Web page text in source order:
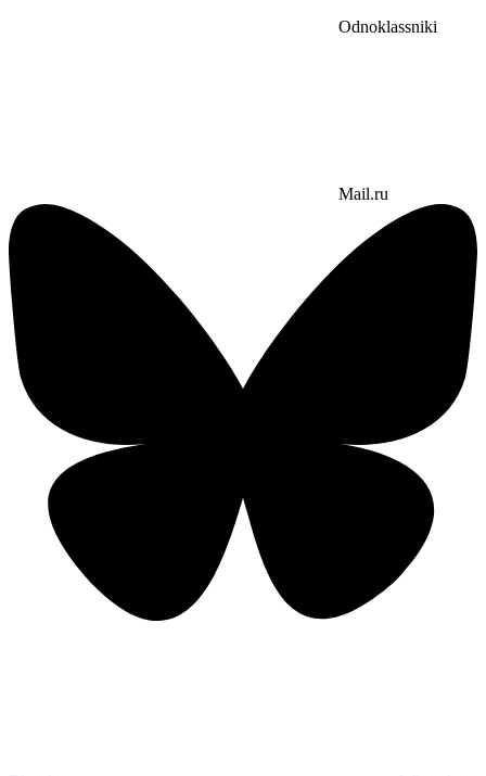
Odnoklassniki
Mail.ru